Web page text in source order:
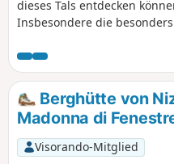
dieses Tals entdecken
Insbesondere die
und der Altarstein. Aber
Gebiete werden überwacht!
Berghütte von
Madonna di
Visorando-Mitglied